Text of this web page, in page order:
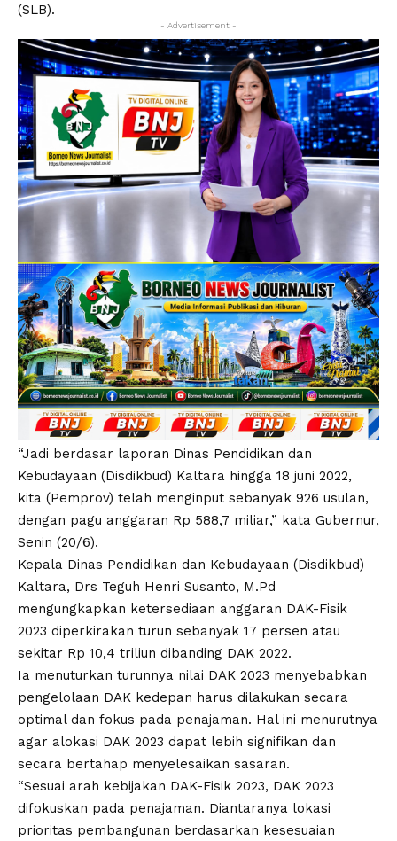
(SLB).
- Advertisement -
“Jadi berdasar laporan Dinas Pendidikan dan
Kebudayaan (Disdikbud) Kaltara hingga 18 juni 2022,
kita (Pemprov) telah menginput sebanyak 926 usulan,
dengan pagu anggaran Rp 588,7 miliar,” kata Gubernur,
Senin (20/6).
Kepala Dinas Pendidikan dan Kebudayaan (Disdikbud)
Kaltara, Drs Teguh Henri Susanto, M.Pd
mengungkapkan ketersediaan anggaran DAK-Fisik
2023 diperkirakan turun sebanyak 17 persen atau
sekitar Rp 10,4 triliun dibanding DAK 2022.
Ia menuturkan turunnya nilai DAK 2023 menyebabkan
pengelolaan DAK kedepan harus dilakukan secara
optimal dan fokus pada penajaman. Hal ini menurutnya
agar alokasi DAK 2023 dapat lebih signifikan dan
secara bertahap menyelesaikan sasaran.
“Sesuai arah kebijakan DAK-Fisik 2023, DAK 2023
difokuskan pada penajaman. Diantaranya lokasi
prioritas pembangunan berdasarkan kesesuaian